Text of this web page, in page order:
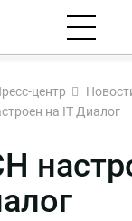
центр
на IТ Диалог